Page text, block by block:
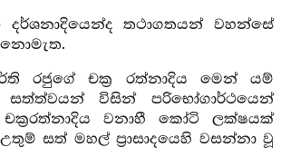
දර්ශනාදියෙන්ද තථාගතයන් වහන්සේ
රජුගේ චක්‍ර රත්නාදිය මෙන් යම්
විසින් පරිභෝගාර්ථයෙන්
වනාහී කෝටි ලක්ෂයක්
සත් මහල් ප්‍රාසාදයෙහි වසන්නා වූ